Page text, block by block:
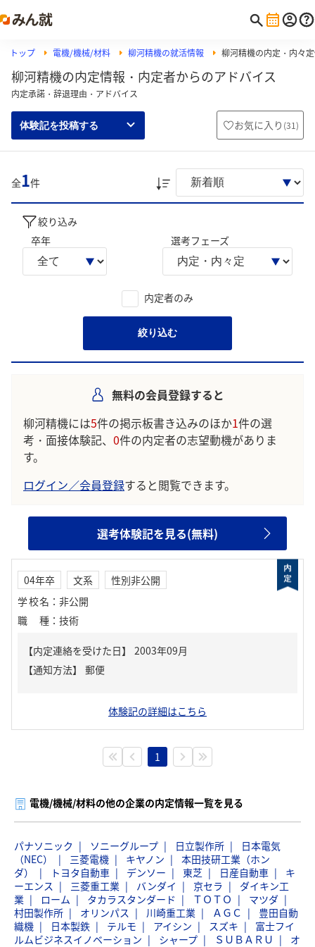
トップ 電機/機械/材料 柳河精機の就活情報 柳河精機の内定・内々
柳河精機の内定情報・内定者からのアドバイス
内定承諾・辞退理由・アドバイス
体験記を投稿する お気に入り (31)
全1件
絞り込み
卒年
選考フェーズ
内定者のみ
絞り込む
無料の会員登録すると
柳河精機には5件の掲示板書き込みのほか1件の選
考・面接体験記、 0件の内定者の志望動機がありま
す。
ログイン／会員登録すると閲覧できます。
選考体験記を見る(無料)
04年卒 文系
性別非公開
学校名 ： 非公開
職種 ： 技術
【内定連絡を受けた日】
2003年09月
【通知方法】
郵便
体験記の詳細はこちら
1
電機/機械/材料の他の企業の内定情報一覧を見る
パナソニック ソニーグループ 日立製作所
日本電気
（NEC）
三菱電機 キヤノン
本田技研工業（ホン
ダ）
トヨタ自動車 デンソー 東芝 日産自動車
キ
ーエンス
三菱重工業 バンダイ 京セラ
ダイキン工
業
ローム タカラスタンダード ＴＯＴＯ
マツダ
村田製作所
オリンパス 川崎重工業 ＡＧＣ
豊田自動
織機
日本製鉄 テルモ アイシン スズキ
富士フイ
ルムビジネスイノベーション
シャープ ＳＵＢＡＲＵ
オ